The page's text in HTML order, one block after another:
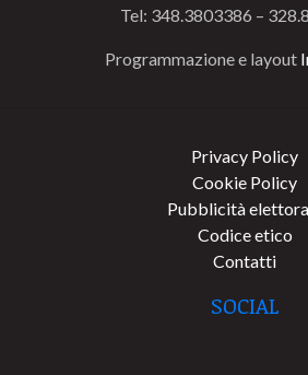
Tel: 348.3803386 –
Programmazione e layout
Privacy Policy
Cookie Policy
Pubblicità
Codice etico
Contatti
SOCIAL